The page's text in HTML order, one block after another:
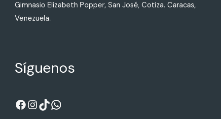
Gimnasio Elizabeth Popper, San José, Cotiza. Caracas,
Venezuela.
Síguenos